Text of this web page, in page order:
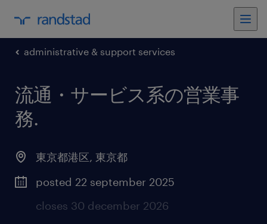
administrative & support services
流通・サービス系の営業事
務.
東京都港区, 東京都
posted 22 september 2025
closes 30 december 2026